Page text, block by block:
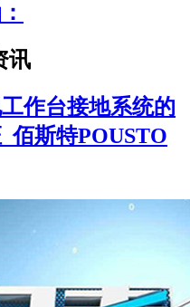
讯
作台接地系统的
佰斯特POUSTO